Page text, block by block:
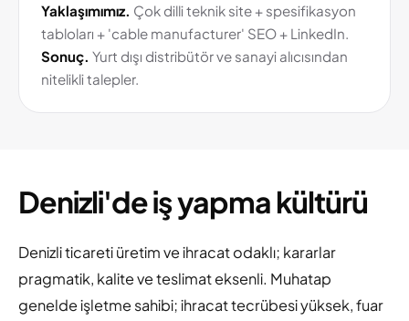
Yaklaşımımız. Çok dilli teknik site + spesifikasyon
tabloları + 'cable manufacturer' SEO + LinkedIn.
Sonuç. Yurt dışı distribütör ve sanayi alıcısından
nitelikli talepler.
Denizli'de iş yapma kültürü
Denizli ticareti üretim ve ihracat odaklı; kararlar
pragmatik, kalite ve teslimat eksenli. Muhatap
genelde işletme sahibi; ihracat tecrübesi yüksek, fuar